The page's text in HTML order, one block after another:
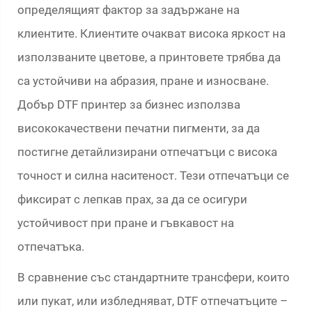
определящият фактор за задържане на
клиентите. Клиентите очакват висока яркост на
използваните цветове, а принтовете трябва да
са устойчиви на абразия, пране и износване.
Добър DTF принтер за бизнес използва
висококачествени печатни пигменти, за да
постигне детайлизирани отпечатъци с висока
точност и силна наситеност. Тези отпечатъци се
фиксират с лепкав прах, за да се осигури
устойчивост при пране и гъвкавост на
отпечатъка.
В сравнение със стандартните трансфери, които
или пукат, или избледняват, DTF отпечатъците –